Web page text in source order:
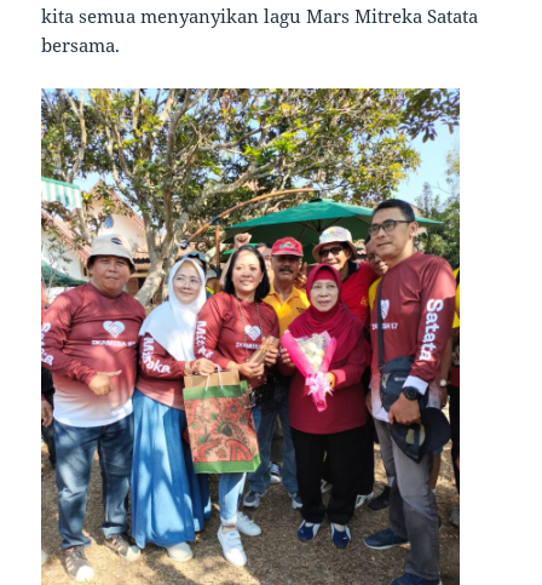
kita semua menyanyikan lagu Mars Mitreka Satata
bersama.